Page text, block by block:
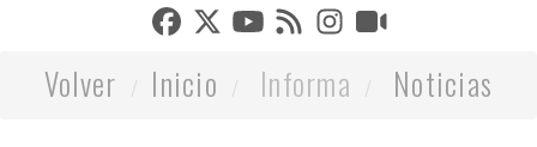
Volver Inicio Informa Noticias